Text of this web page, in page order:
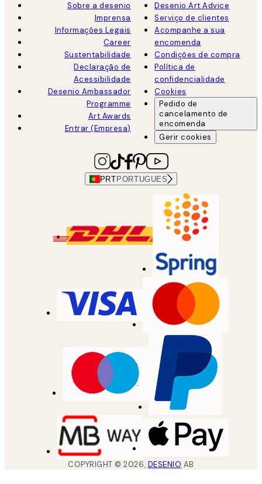
Sobre a desenio
Imprensa
Informações Legais
Career
Sustentabilidade
Declaração de
Acessibilidade
Desenio Ambassador
Programme
Art Awards
Entrar (Empresa)
Desenio Art Advice
Serviço de clientes
Acompanhe a sua
encomenda
Condições de compra
Política de
confidencialidade
Cookies
Pedido de
cancelamento de
encomenda
Gerir cookies
PRT PORTUGUES
COPYRIGHT ©2026, DESENIO AB